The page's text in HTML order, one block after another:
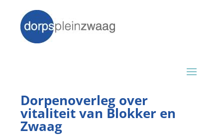
Dorpenoverleg over
vitaliteit van Blokker en
Zwaag